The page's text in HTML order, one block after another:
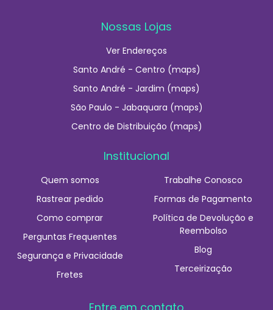
Nossas Lojas
Ver Endereços
Santo André - Centro (maps)
Santo André - Jardim (maps)
São Paulo - Jabaquara (maps)
Centro de Distribuição (maps)
Institucional
Quem somos
Rastrear pedido
Como comprar
Perguntas Frequentes
Segurança e Privacidade
Fretes
Trabalhe Conosco
Formas de Pagamento
Política de Devolução e
Reembolso
Blog
Terceirização